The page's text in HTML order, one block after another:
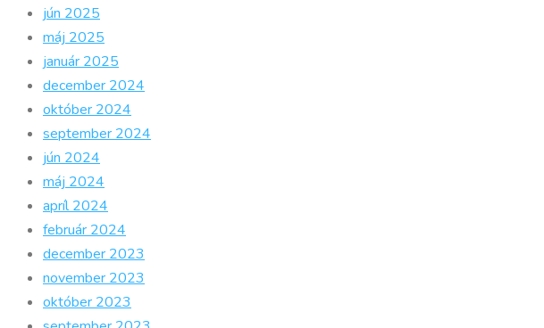
jún 2025
máj 2025
január 2025
december 2024
október 2024
september 2024
jún 2024
máj 2024
apríl 2024
február 2024
december 2023
november 2023
október 2023